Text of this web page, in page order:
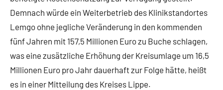
Demnach würde ein Weiterbetrieb des Klinikstandortes
Lemgo ohne jegliche Veränderung in den kommenden
fünf Jahren mit 157,5 Millionen Euro zu Buche schlagen,
was eine zusätzliche Erhöhung der Kreisumlage um 16,5
Millionen Euro pro Jahr dauerhaft zur Folge hätte, heißt
es in einer Mitteilung des Kreises Lippe.